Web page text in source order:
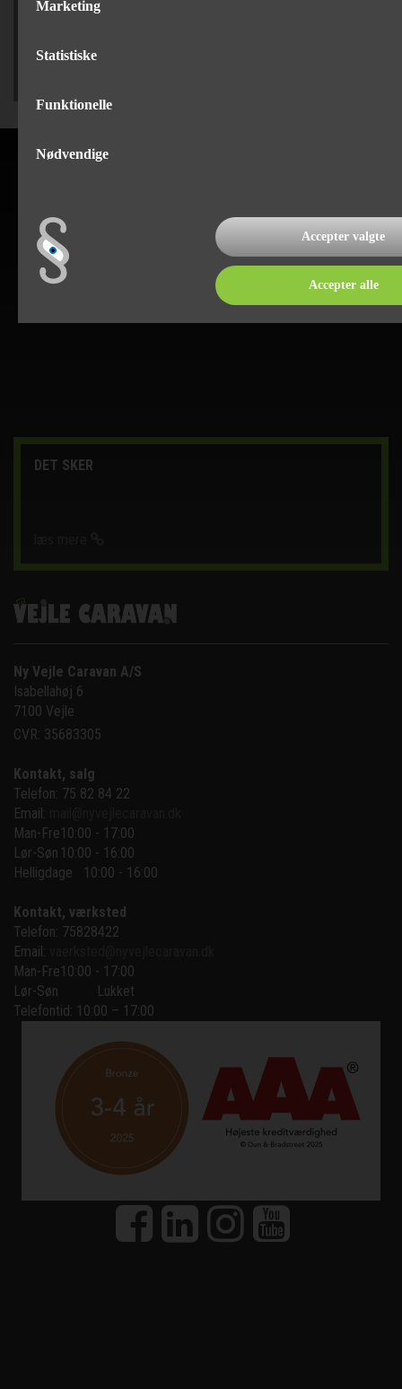
DET SKER
Ny Vejle Caravan A/S
Isabellahøj 6
7100 Vejle
CVR: 35683305
Kontakt, salg
Telefon: 75 82 84 22
Email:
Man-Fre10:00 - 17:00
Lør-Søn 10:00 - 16:00
Helligdage   10:00 - 16:00
Kontakt, værksted
Telefon: 75828422
Email:
Man-Fre10:00 - 17:00
Lør-Søn
Lukket
Telefontid: 10:00 – 17:00
Marketing
Statistiske
Funktionelle
Nødvendige
Accepter valgte
Accepter alle